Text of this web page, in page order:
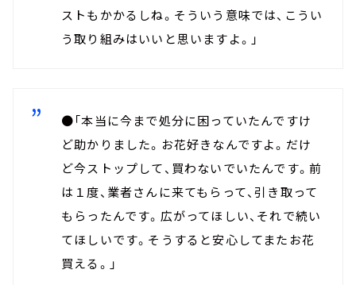
ストもかかるしね。そういう意味では、こうい
う取り組みはいいと思いますよ。」
●「本当に今まで処分に困っていたんですけ
ど助かりました。お花好きなんですよ。だけ
ど今ストップして、買わないでいたんです。前
は１度、業者さんに来てもらって、引き取って
もらったんです。広がってほしい、それで続い
てほしいです。そうすると安心してまたお花
買える。」